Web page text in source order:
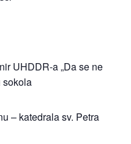
UHDDR-a „Da se ne
sokola
– katedrala sv. Petra